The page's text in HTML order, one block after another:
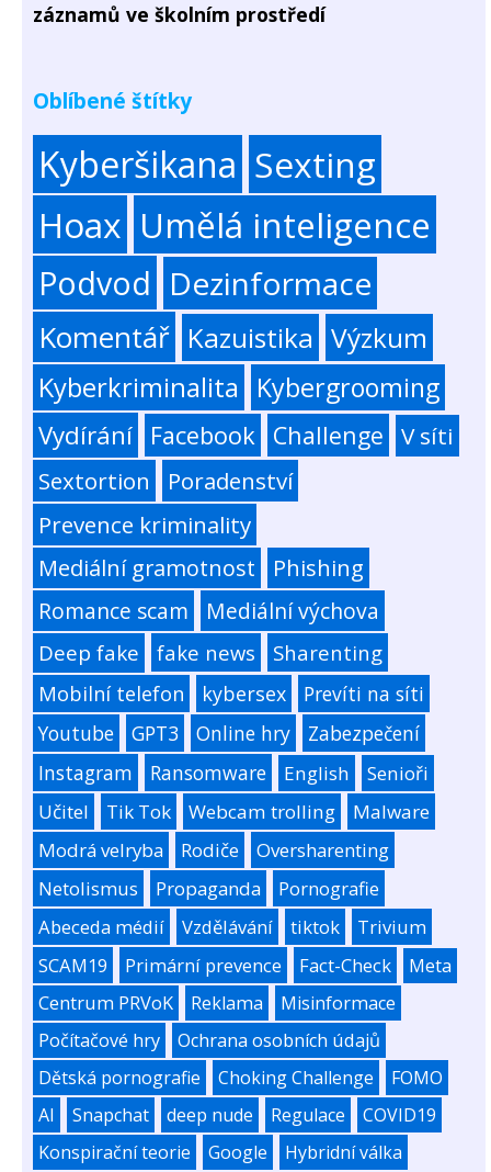
záznamů ve školním prostředí
Oblíbené štítky
Kyberšikana Sexting
Hoax Umělá inteligence
Podvod Dezinformace
Komentář Kazuistika Výzkum
Kyberkriminalita Kybergrooming
Vydírání Facebook Challenge
V síti
Sextortion
Poradenství
Prevence kriminality
Mediální gramotnost
Phishing
Romance scam
Mediální výchova
Deep fake fake news Sharenting
Mobilní telefon kybersex
Prevíti na síti
Youtube
GPT3 Online hry
Zabezpečení
Instagram
Ransomware English
Senioři
Učitel
Tik Tok Webcam trolling
Malware
Modrá velryba
Rodiče
Oversharenting
Netolismus
Propaganda
Pornografie
Abeceda médií
Vzdělávání tiktok
Trivium
SCAM19
Primární prevence Fact-Check
Meta
Centrum PRVoK
Reklama
Misinformace
Počítačové hry
Ochrana osobních údajů
Dětská pornografie
Choking Challenge
FOMO
AI
Snapchat deep nude Regulace
COVID19
Konspirační teorie
Google Hybridní válka